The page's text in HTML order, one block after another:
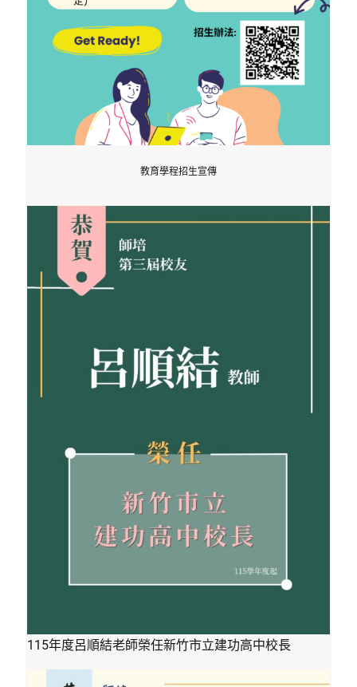
教育學程招生宣傳
115年度呂順結老師榮任新竹市立建功高中校長